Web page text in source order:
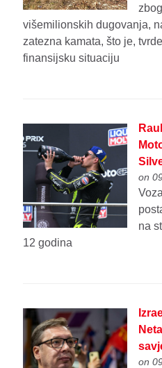
višemilionskih dugovanja,
zatezna kamata, što je,
finansijsku situaciju
on
na
12 godina
on